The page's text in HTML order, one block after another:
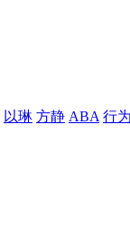
以琳 方静 ABA 行